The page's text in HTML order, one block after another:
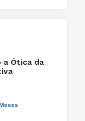
a Ótica da